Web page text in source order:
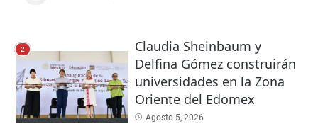
2
Claudia Sheinbaum y
Delfina Gómez construirán
universidades en la Zona
Oriente del Edomex
Agosto 5, 2026